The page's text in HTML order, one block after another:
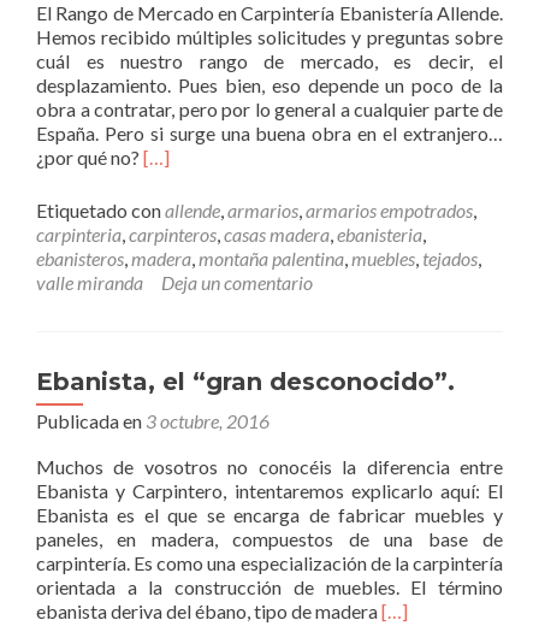
o
m
t
e
r
l
p
r
i
p
El Rango de Mercado en Carpintería Ebanistería Allende.
Hemos recibido múltiples solicitudes y preguntas sobre
cuál es nuestro rango de mercado, es decir, el
desplazamiento. Pues bien, eso depende un poco de la
obra a contratar, pero por lo general a cualquier parte de
España. Pero si surge una buena obra en el extranjero…
¿por qué no? L
e
r
m
á
s
p
z
a
m
e
n
t
[…]
Etiquetado conallende,armarios,armarios empotrados,
carpinteria,carpinteros,casas madera,ebanisteria,
ebanisteros,madera,montaña palentina,muebles, tejados,
valle miranda
Deja un comentario
Ebanista, el “gran desconocido”.
Publicada en 3 octubre, 2016
Muchos de vosotros no conocéis la diferencia entre
Ebanista y Carpintero, intentaremos explicarlo aquí: El
Ebanista es el que se encarga de fabricar muebles y
paneles, en madera, compuestos de una base de
carpintería. Es como una especialización de la carpintería
orientada a la construcción de muebles. El término
ebanista deriva del ébano, tipo de maderaL[…]